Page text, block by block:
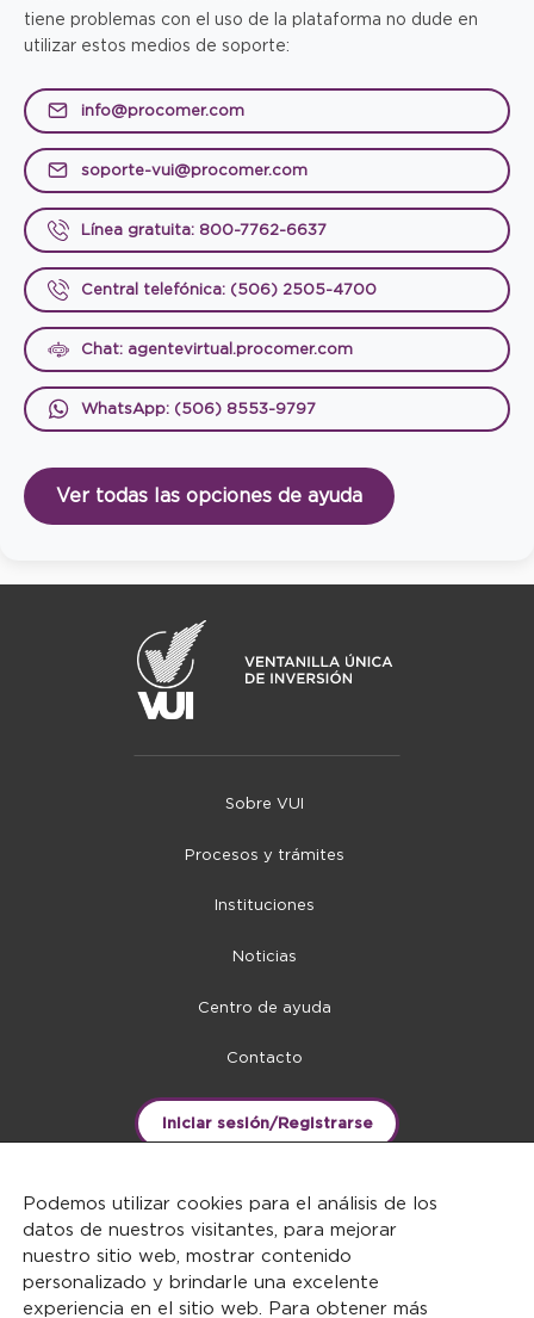
tiene problemas con el uso de la plataforma no dude en
utilizar estos medios de soporte:
info@procomer.com
soporte-vui@procomer.com
Línea gratuita: 800-7762-6637
Central telefónica: (506) 2505-4700
Chat: agentevirtual.procomer.com
WhatsApp: (506) 8553-9797
Ver todas las opciones de ayuda
Sobre VUI
Procesos y trámites
Instituciones
Noticias
Centro de ayuda
Contacto
Iniciar sesión/Registrarse
Podemos utilizar cookies para el análisis de los
datos de nuestros visitantes, para mejorar
nuestro sitio web, mostrar contenido
personalizado y brindarle una excelente
experiencia en el sitio web. Para obtener más